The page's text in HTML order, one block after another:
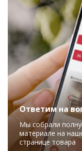
Ответим на
Мы собрали
материале на
странице товара